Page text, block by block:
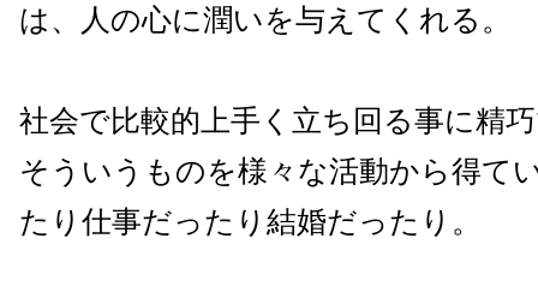
は、人の心に潤いを与えてくれる。
社会で比較的上手く立ち回る事に精
そういうものを様々な活動から得て
たり仕事だったり結婚だったり。